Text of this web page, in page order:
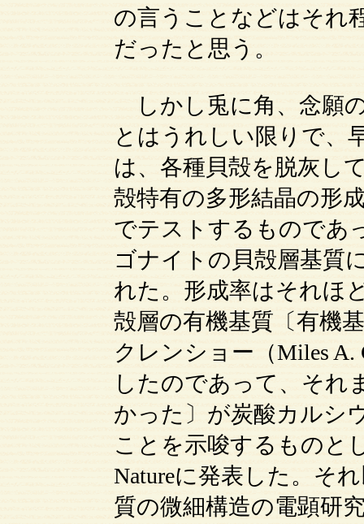
の言うことなどはそれ
だったと思う。
しかし兎に角、念願
とはうれしい限りで、
は、各種貝殻を脱灰し
殻特有の多形結晶の形
でテストするものであ
ゴナイトの貝殻層基質
れた。形成率はそれほ
殻層の有機基質〔有機
クレンショー（Miles A.
したのであって、それ
かった〕が炭酸カルシ
ことを示唆するものと
Natureに発表した。そ
質の微細構造の電顕研